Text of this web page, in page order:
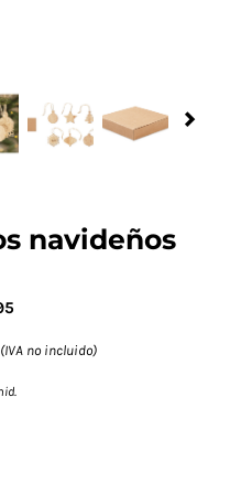
navideños
(IVA no incluido)